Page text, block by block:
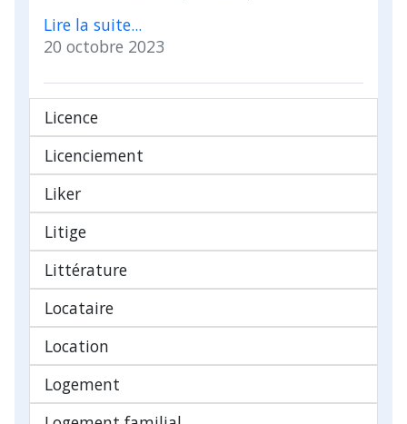
Lire la suite...
20 octobre 2023
Licence
Licenciement
Liker
Litige
Littérature
Locataire
Location
Logement